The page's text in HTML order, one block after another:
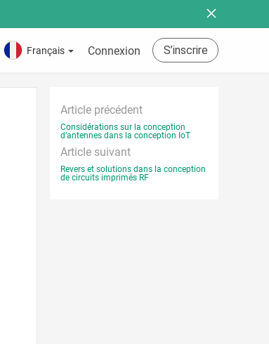
Français Connexion S’inscrire
Article précédent
Considérations sur la conception
d’antennes dans la conception IoT
Article suivant
Revers et solutions dans la conception
de circuits imprimés RF